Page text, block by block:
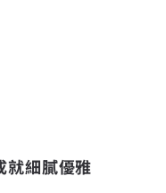
就細膩優雅